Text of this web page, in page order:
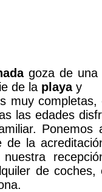
goza de una
de la playay
muy
las edades
Ponemos
de la
de